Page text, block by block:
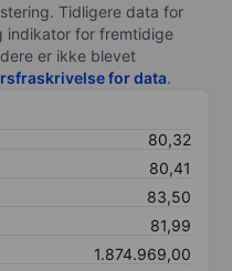
Tidligere data for
indikator for fremtidige
er ikke blevet
for data.
80,32
80,41
83,50
81,99
1.874.969,00